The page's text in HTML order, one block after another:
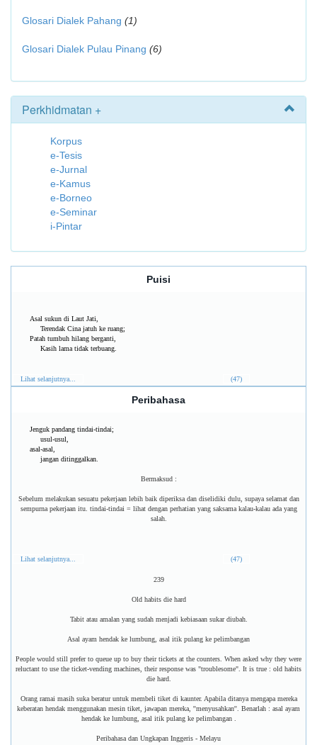
Glosari Dialek Pahang (1)
Glosari Dialek Pulau Pinang (6)
Perkhidmatan +
Korpus
e-Tesis
e-Jurnal
e-Kamus
e-Borneo
e-Seminar
i-Pintar
Puisi
Asal sukun di Laut Jati,
Terendak Cina jatuh ke ruang;
Patah tumbuh hilang berganti,
Kasih lama tidak terbuang.
Lihat selanjutnya... (47)
Peribahasa
Jenguk pandang tindai-tindai;
usul-usul,
asal-asal,
jangan ditinggalkan.
Bermaksud :
Sebelum melakukan sesuatu pekerjaan lebih baik diperiksa dan diselidiki dulu, supaya selamat dan
sempurna pekerjaan itu. tindai-tindai = lihat dengan perhatian yang saksama kalau-kalau ada yang
salah.
Lihat selanjutnya... (47)
239
Old habits die hard
Tabit atau amalan yang sudah menjadi kebiasaan sukar diubah.
Asal ayam hendak ke lumbung, asal itik pulang ke pelimbangan
People would still prefer to queue up to buy their tickets at the counters. When asked why they were
reluctant to use the ticket-vending machines, their response was "troublesome". It is true : old habits
die hard.
Orang ramai masih suka beratur untuk membeli tiket di kaunter. Apabila ditanya mengapa mereka
keberatan hendak menggunakan mesin tiket, jawapan mereka, ''menyusahkan''. Benarlah : asal ayam
hendak ke lumbung, asal itik pulang ke pelimbangan .
Peribahasa dan Ungkapan Inggeris - Melayu